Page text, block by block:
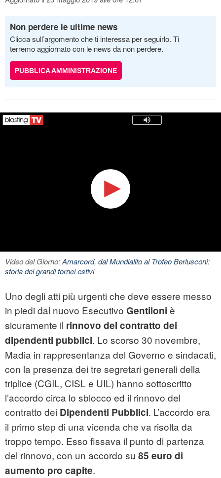
Non perdere le ultime news
Clicca sull’argomento che ti interessa per seguirlo. Ti
terremo aggiornato con le news da non perdere.
PUBBLICA AMMINISTRAZIONE
Video del Giorno:Amarcord, dal Mundialito al Trofeo Berlusconi:
storia dei grandi tornei estivi
Uno degli atti più urgenti che deve essere messo
in piedi dal nuovo Esecutivo Gentiloni è
sicuramente il rinnovo del contratto dei
dipendenti pubblici. Lo scorso 30 novembre,
Madia in rappresentanza del Governo e sindacati,
con la presenza dei tre segretari generali della
triplice (CGIL, CISL e UIL) hanno sottoscritto
l’accordo circa lo sblocco ed il rinnovo del
contratto dei Dipendenti Pubblici. L’accordo era
il primo step di una vicenda che va risolta da
troppo tempo. Esso fissava il punto di partenza
del rinnovo, con un accordo su 85 euro di
aumento pro capite.